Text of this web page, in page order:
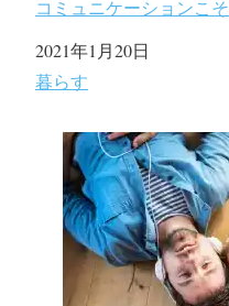
コミュニケーションこ
日付
2021年1月20日
関連理由
暮らす